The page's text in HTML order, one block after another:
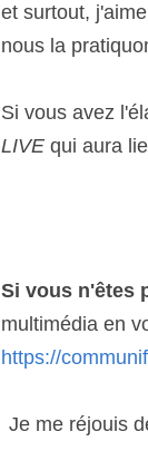
et surtout,
nous la
Si vous avez
LIVE qui aura
Si vous n'êtes
multimédia en
https://
Je me réjouis